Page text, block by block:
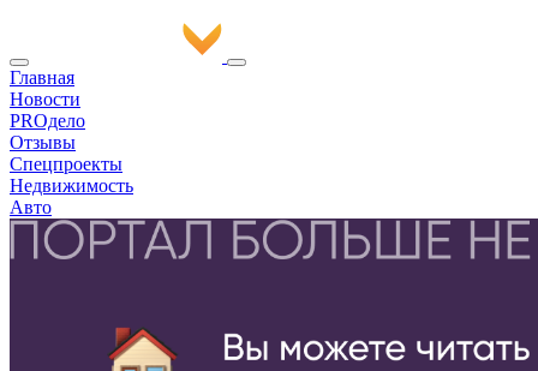
Главная
Новости
PROдело
Отзывы
Спецпроекты
Недвижимость
Авто